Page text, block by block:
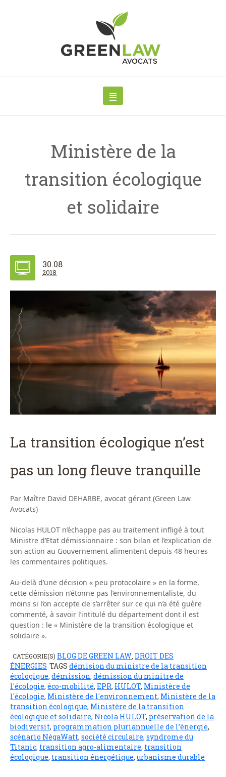
Ministère de la
transition écologique
et solidaire
30.08
2018
La transition écologique n’est
pas un long fleuve tranquille
Par Maître David DEHARBE, avocat gérant (Green Law
Avocats)
Nicolas HULOT n’échappe pas au traitement infligé à tout
Ministre d’Etat démissionnaire : son bilan et l’explication de
son action au Gouvernement alimentent depuis 48 heures
les commentaires politiques.
Au-delà d’une décision « peu protocolaire » en la forme,
cette démission n’étonne pas l’environnementaliste, du
moins si l’on accepte de s’arrêter sur ce qui n’a été guère
commenté, à savoir l’intitulé du département dont il est
question : le « Ministère de la transition écologique et
solidaire ».
CATÉGORIE(S) BLOG DE GREEN LAW DROIT DES
ÉNERGIES TAGS démision du ministre de la transition
écologique, démission, démission du minitre de
l'écologie, éco-mobilité, EPR, HULOT, Ministère de
l'écologie, Ministère de l'environnement, Ministère de la
transition écologique, Ministère de la transition
écologique et solidaire, Nicola HULOT, préservation de la
biodiversit, programmation pluriannuelle de l’énergie,
scénario NégaWatt, société circulaire, syndrome du
Titanic, transition agro-alimentaire, transition
écologique, transition énergétique,urbanisme durable